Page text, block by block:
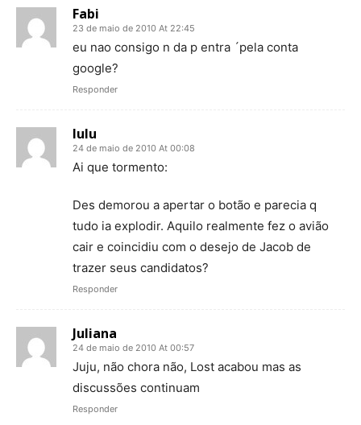
Fabi
23 de maio de 2010 At 22:45
eu nao consigo n da p entra ´pela conta
google?
Responder
lulu
24 de maio de 2010 At 00:08
Ai que tormento:
Des demorou a apertar o botão e parecia q
tudo ia explodir. Aquilo realmente fez o avião
cair e coincidiu com o desejo de Jacob de
trazer seus candidatos?
Responder
Juliana
24 de maio de 2010 At 00:57
Juju, não chora não, Lost acabou mas as
discussões continuam
Responder